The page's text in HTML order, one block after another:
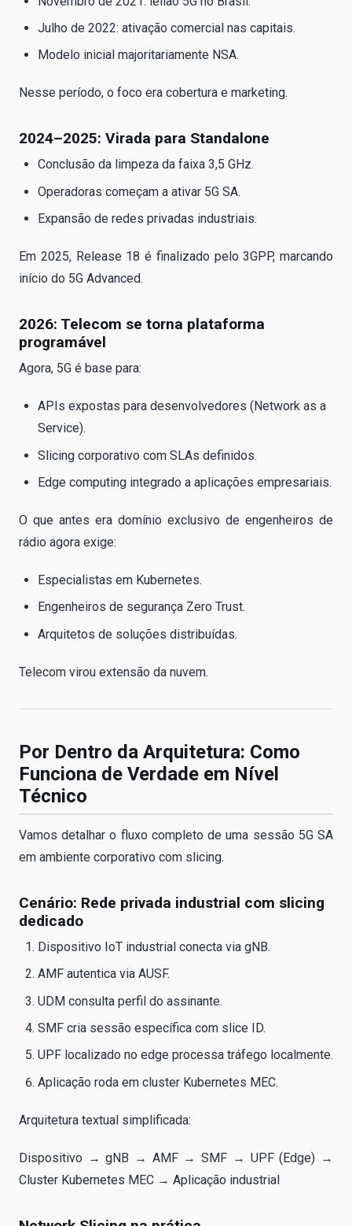
Julho de 2022: ativação comercial nas capitais.
Modelo inicial majoritariamente NSA.
Nesse período, o foco era cobertura e marketing.
2024–2025: Virada para Standalone
Conclusão da limpeza da faixa 3,5 GHz.
Operadoras começam a ativar 5G SA.
Expansão de redes privadas industriais.
Em 2025, Release 18 é finalizado pelo 3GPP, marcando
início do 5G Advanced.
2026: Telecom se torna plataforma
programável
Agora, 5G é base para:
APIs expostas para desenvolvedores (Network as a
Service).
Slicing corporativo com SLAs definidos.
Edge computing integrado a aplicações empresariais.
O que antes era domínio exclusivo de engenheiros de
rádio agora exige:
Especialistas em Kubernetes.
Engenheiros de segurança Zero Trust.
Arquitetos de soluções distribuídas.
Telecom virou extensão da nuvem.
Por Dentro da Arquitetura: Como
Funciona de Verdade em Nível
Técnico
Vamos detalhar o fluxo completo de uma sessão 5G SA
em ambiente corporativo com slicing.
Cenário: Rede privada industrial com slicing
dedicado
Dispositivo IoT industrial conecta via gNB.
AMF autentica via AUSF.
UDM consulta perfil do assinante.
SMF cria sessão específica com slice ID.
UPF localizado no edge processa tráfego localmente.
Aplicação roda em cluster Kubernetes MEC.
Arquitetura textual simplificada:
Dispositivo → gNB → AMF → SMF → UPF (Edge) →
Cluster Kubernetes MEC → Aplicação industrial